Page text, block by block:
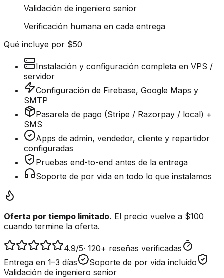
Validación de ingeniero senior
Verificación humana en cada entrega
Qué incluye por $50
Instalación y configuración completa en VPS /
servidor
Configuración de Firebase, Google Maps y
SMTP
Pasarela de pago (Stripe / Razorpay / local) +
SMS
Apps de admin, vendedor, cliente y repartidor
configuradas
Pruebas end-to-end antes de la entrega
Soporte de por vida en todo lo que instalamos
Oferta por tiempo limitado. El precio vuelve a $100
cuando termine la oferta.
4.9/5· 120+ reseñas verificadas
Entrega en 1–3 días
Soporte de por vida incluido
Validación de ingeniero senior